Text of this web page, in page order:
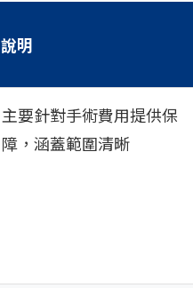
說明
主要針對手術費用提供保
障，涵蓋範圍清晰